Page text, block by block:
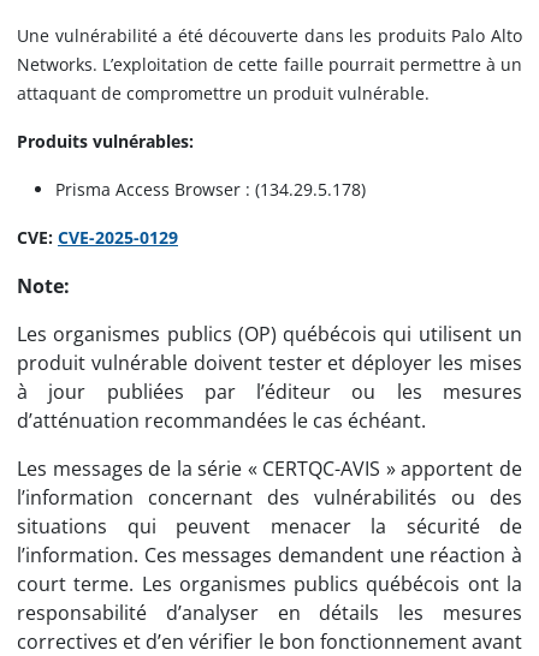
Une vulnérabilité a été découverte dans les produits Palo Alto
Networks. L’exploitation de cette faille pourrait permettre à un
attaquant de compromettre un produit vulnérable.
Produits vulnérables:
Prisma Access Browser : (134.29.5.178)
CVE: CVE-2025-0129
Note:
Les organismes publics (OP) québécois qui utilisent un
produit vulnérable doivent tester et déployer les mises
à jour publiées par l’éditeur ou les mesures
d’atténuation recommandées le cas échéant.
Les messages de la série « CERTQC-AVIS » apportent de
l’information concernant des vulnérabilités ou des
situations qui peuvent menacer la sécurité de
l’information. Ces messages demandent une réaction à
court terme. Les organismes publics québécois ont la
responsabilité d’analyser en détails les mesures
correctives et d’en vérifier le bon fonctionnement avant